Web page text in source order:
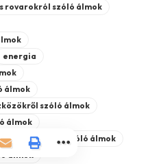
rovarokról szóló álmok
energia
álmok
szóló álmok
álmok
Halottakról szóló álmok
álmok